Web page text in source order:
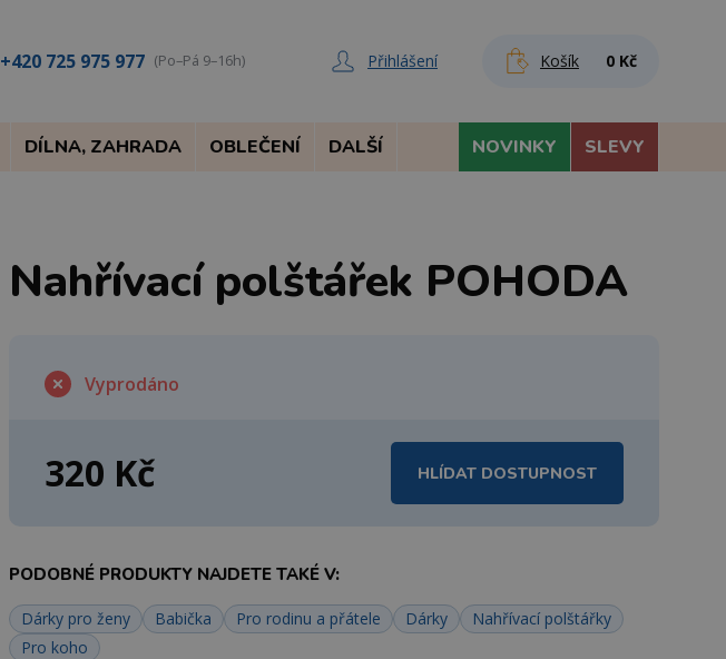
+420 725 975 977 (Po–Pá 9–16h) Přihlášení Košík 0 Kč
DÍLNA, ZAHRADA OBLEČENÍ DALŠÍ NOVINKY SLEVY
Nahřívací polštářek POHODA
Vyprodáno
320 Kč HLÍDAT DOSTUPNOST
PODOBNÉ PRODUKTY NAJDETE TAKÉ V:
Dárky pro ženy Babička Pro rodinu a přátele Dárky
Nahřívací polštářky
Pro koho